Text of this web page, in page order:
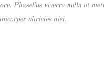
Phasellus viverra nulla ut
ultricies nisi.